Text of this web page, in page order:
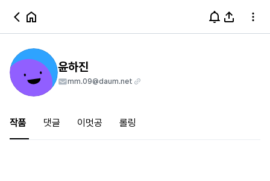
윤하진
mm.09@daum.net
작품 댓글 이멋공 롤링